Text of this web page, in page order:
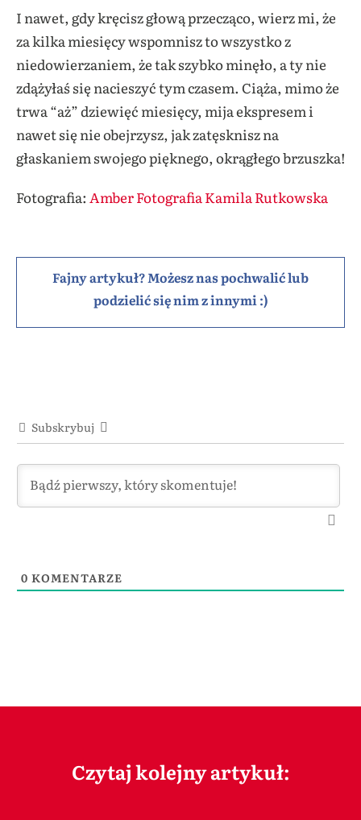
I nawet, gdy kręcisz głową przecząco, wierz mi, że
za kilka miesięcy wspomnisz to wszystko z
niedowierzaniem, że tak szybko minęło, a ty nie
zdążyłaś się nacieszyć tym czasem. Ciąża, mimo że
trwa “aż” dziewięć miesięcy, mija ekspresem i
nawet się nie obejrzysz, jak zatęsknisz na
głaskaniem swojego pięknego, okrągłego brzuszka!
Fotografia: Amber Fotografia Kamila Rutkowska
Fajny artykuł? Możesz nas pochwalić lub
podzielić się nim z innymi :)
Subskrybuj
0 KOMENTARZE
Czytaj kolejny artykuł: